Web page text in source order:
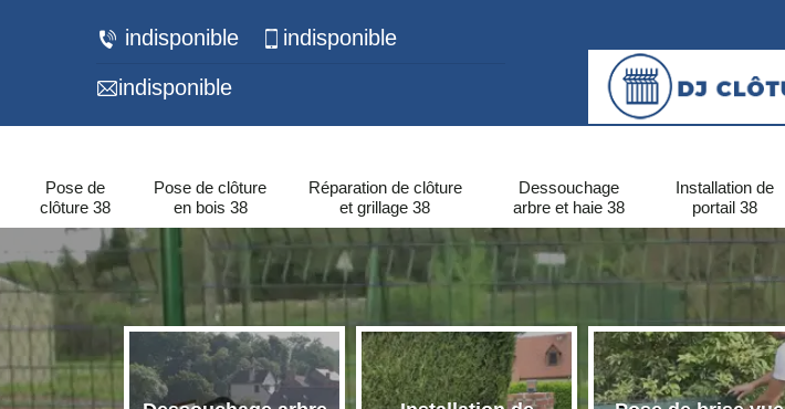
indisponible indisponible
indisponible
Pose de
clôture 38
Pose de clôture
en bois 38
Réparation de clôture
et grillage 38
Dessouchage
arbre et haie 38
Installation de
portail 38